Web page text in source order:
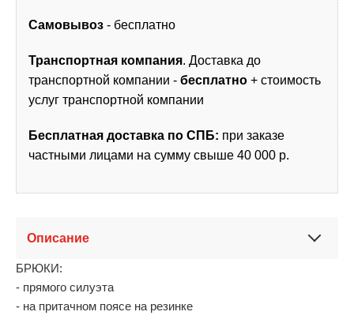
Самовывоз - бесплатно
Транспортная компания. Доставка до
транспортной компании - бесплатно + стоимость
услуг транспортной компании
Бесплатная доставка по СПБ: при заказе
частными лицами на сумму свыше 40 000 р.
Описание
БРЮКИ:
- прямого силуэта
- на притачном поясе на резинке